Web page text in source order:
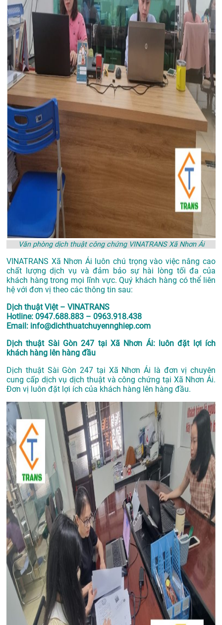
Văn phòng dịch thuật công chứng VINATRANS Xã Nhơn Ái
VINATRANS Xã Nhơn Ái luôn chú trọng vào việc nâng cao
chất lượng dịch vụ và đảm bảo sự hài lòng tối đa của
khách hàng trong mọi lĩnh vực. Quý khách hàng có thể liên
hệ với đơn vị theo các thông tin sau:
Dịch thuật Việt – VINATRANS
Hotline: 0947.688.883 – 0963.918.438
Email: info@dichthuatchuyennghiep.com
Dịch thuật Sài Gòn 247 tại Xã Nhơn Ái: luôn đặt lợi ích
khách hàng lên hàng đầu
Dịch thuật Sài Gòn 247 tại Xã Nhơn Ái là đơn vị chuyên
cung cấp dịch vụ dịch thuật và công chứng tại Xã Nhơn Ái.
Đơn vị luôn đặt lợi ích của khách hàng lên hàng đầu.